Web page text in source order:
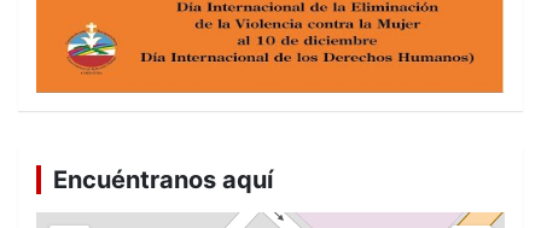
Encuéntranos aquí